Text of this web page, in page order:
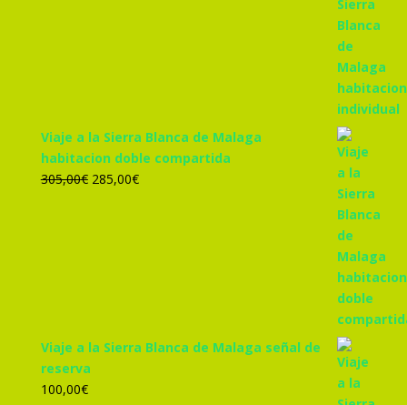
Viaje a la Sierra Blanca de Malaga
habitacion doble compartida
305,00€ El
285,00€El
Viaje a la Sierra Blanca de Malaga señal de
reserva
100,00€